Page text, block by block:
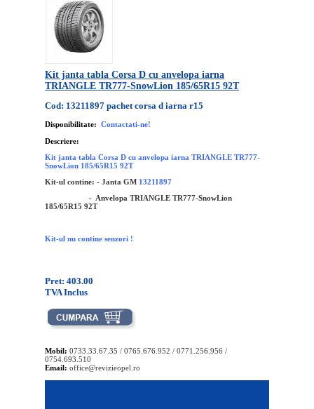
Kit janta tabla Corsa D cu anvelopa iarna
TRIANGLE TR777-SnowLion 185/65R15 92T
Cod: 13211897 pachet corsa d iarna r15
Disponibilitate: Contactati-ne!
Descriere:
Kit janta tabla Corsa D cu anvelopa iarna TRIANGLE TR777-
SnowLion 185/65R15 92T
Kit-ul contine: - Janta GM 13211897
- Anvelopa TRIANGLE TR777-SnowLion
185/65R15 92T
Kit-ul nu contine senzori !
Pret: 403.00
TVA Inclus
Mobil: 0733.33.67.35 / 0765.676.952 / 0771.256.956 /
0754.693.510
Email: office@revizieopel.ro